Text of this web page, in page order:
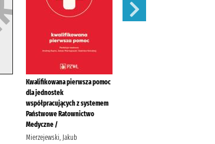
Kwalifikowana pierwsza pomoc
dla jednostek
współpracujących z systemem
Państwowe Ratownictwo
Medyczne /
Mierzejewski, Jakub